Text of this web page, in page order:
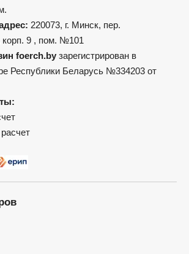
220073, г. Минск, пер.
9 , пом. №101
foerch.by зарегистрирован в
Республики Беларусь №334203 от